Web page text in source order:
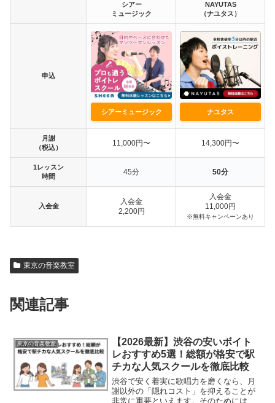
シアー
ミュージック
NAYUTAS
（ナユタス）
申込
シアーミュージック ナユタス
月謝
（税込）
11,000円〜 14,300円〜
1レッスン
時間
45分 50分
入会金
入会金
2,200円
入会金
11,000円
※無料キャンペーンあり
東京の音楽教室
関連記事
東京の音楽教室
【2026最新】渋谷の安いボイト
レおすすめ5選！総額が格安で駅
チカな人気スクールを徹底比較
渋谷で安く着実に歌唱力を磨くなら、月
謝以外の「隠れコスト」を抑えることが
非常に重要といえます。そのためには、